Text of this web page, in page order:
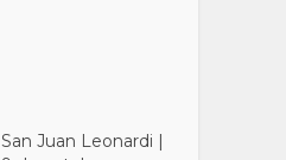
San Juan Leonardi |